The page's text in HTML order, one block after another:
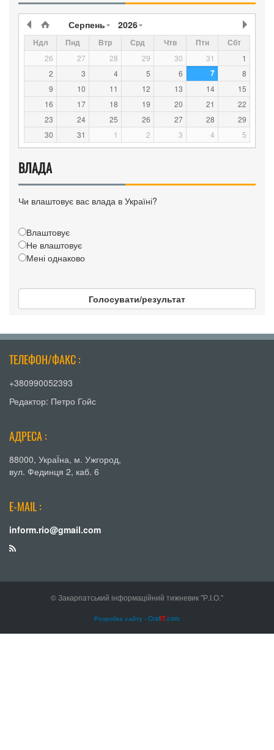
Серпень 2026
Ндл Пнд Втр Срд Чтв Птн Сбт
26 27 28 29 30 31
1
2
3 4 5 6 7
8
9
10 11 12 13 14
15
16
17 18 19 20 21
22
23
24 25 26 27 28
29
30
31 1 2 3 4 5
ВЛАДА
Чи влаштовує вас влада в Україні?
Влаштовує
Не влаштовує
Мені однаково
Голосувати/результат
ТЕЛЕФОН/ФАКС :
+380990052393
Редактор: Петро Гойс
АДРЕСА :
88000, УкраЇна, м. Ужгород,
вул. Фединця 2, каб. 6
E-MAIL :
inform.rio@gmail.com
© Закарпатський інформаційний тижневик "Р.І.О."
Розробка сайту - CrafIT.com